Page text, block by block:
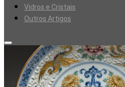
Vidros e Cristais
Outros Artigos